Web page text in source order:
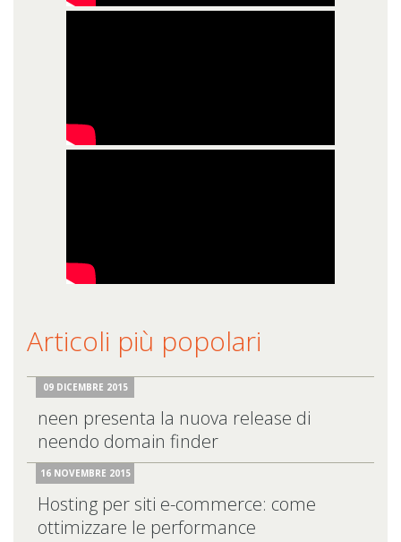
Articoli più popolari
09 DICEMBRE 2015
neen presenta la nuova release di
neendo domain finder
16 NOVEMBRE 2015
Hosting per siti e-commerce: come
ottimizzare le performance